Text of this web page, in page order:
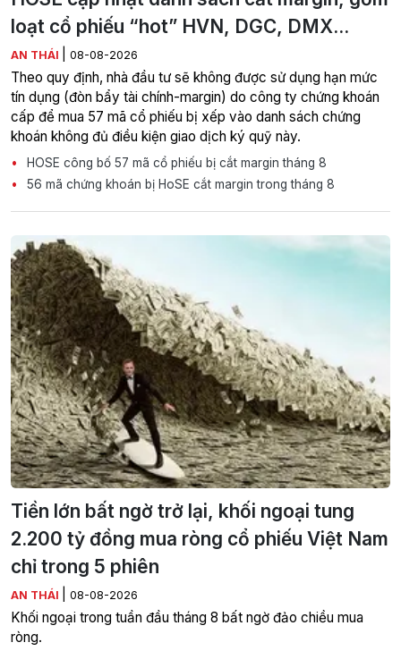
loạt cổ phiếu “hot” HVN, DGC, DMX...
AN THÁI 08-08-2026
Theo quy định, nhà đầu tư sẽ không được sử dụng hạn mức
tín dụng (đòn bẩy tài chính-margin) do công ty chứng khoán
cấp để mua 57 mã cổ phiếu bị xếp vào danh sách chứng
khoán không đủ điều kiện giao dịch ký quỹ này.
HOSE công bố 57 mã cổ phiếu bị cắt margin tháng 8
56 mã chứng khoán bị HoSE cắt margin trong tháng 8
Tiền lớn bất ngờ trở lại, khối ngoại tung
2.200 tỷ đồng mua ròng cổ phiếu Việt Nam
chỉ trong 5 phiên
AN THÁI 08-08-2026
Khối ngoại trong tuần đầu tháng 8 bất ngờ đảo chiều mua
ròng.